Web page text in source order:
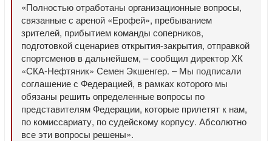
«Полностью отработаны организационные вопросы,
связанные с ареной «Ерофей», пребыванием
зрителей, прибытием команды соперников,
подготовкой сценариев открытия-закрытия, отправкой
спортсменов в дальнейшем, – сообщил директор ХК
«СКА-Нефтяник» Семен Экшенгер. – Мы подписали
соглашение с Федерацией, в рамках которого мы
обязаны решить определенные вопросы по
представителям Федерации, которые прилетят к нам,
по комиссариату, по судейскому корпусу. Абсолютно
все эти вопросы решены».